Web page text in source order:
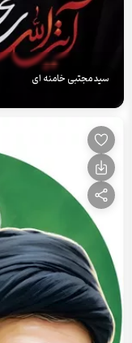
سید مجتبی خامنه ای